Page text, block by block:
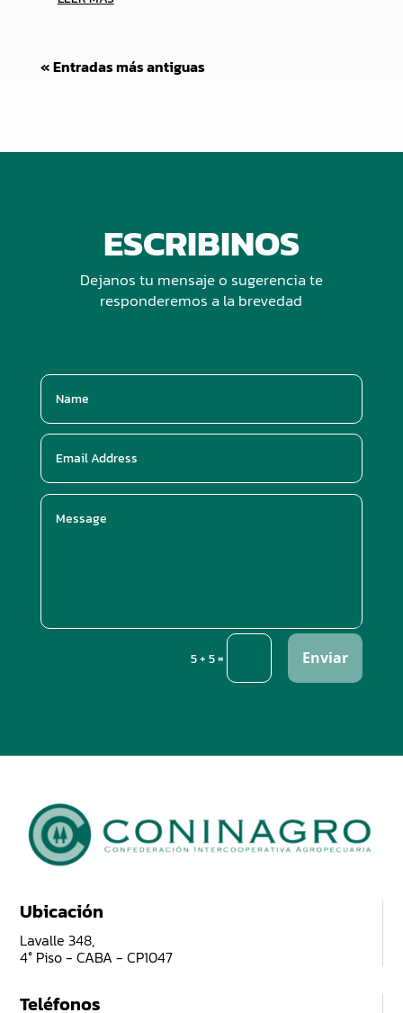
« Entradas más antiguas
ESCRIBINOS
Dejanos tu mensaje o sugerencia te
responderemos a la brevedad
5 + 5= Enviar
Ubicación
Lavalle 348,
4° Piso - CABA - CP1047
Teléfonos